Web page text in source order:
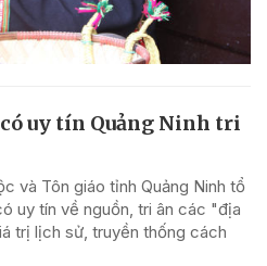
uy tín Quảng Ninh tri
và Tôn giáo tỉnh Quảng Ninh tổ
uy tín về nguồn, tri ân các "địa
trị lịch sử, truyền thống cách